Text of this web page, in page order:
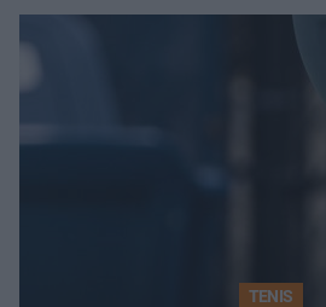
TENIS